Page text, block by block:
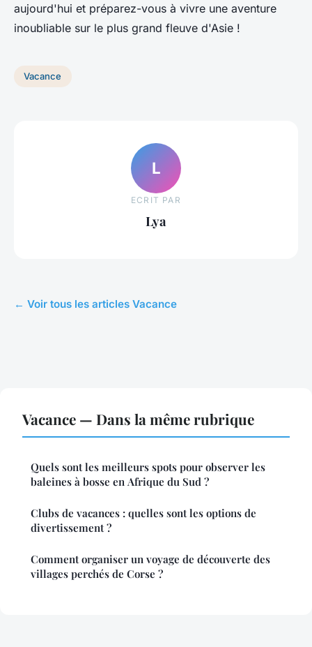
aujourd'hui et préparez-vous à vivre une aventure
inoubliable sur le plus grand fleuve d'Asie !
Vacance
L
ECRIT PAR
Lya
← Voir tous les articles Vacance
Vacance — Dans la même rubrique
Quels sont les meilleurs spots pour observer les
baleines à bosse en Afrique du Sud ?
Clubs de vacances : quelles sont les options de
divertissement ?
Comment organiser un voyage de découverte des
villages perchés de Corse ?